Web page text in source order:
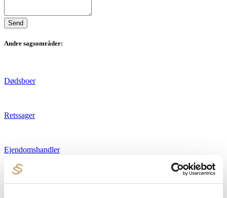
Send
Andre sagsområder:
Dødsboer
Retssager
Ejendomshandler
Testamente